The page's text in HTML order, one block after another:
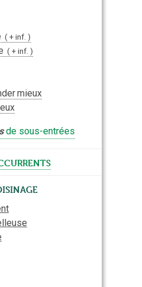
+ inf.
+ inf.
mieux
de sous-entrées